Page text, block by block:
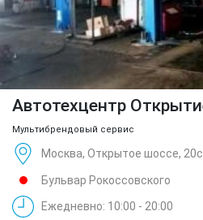
Автотехцентр
Мультибрендовый сервис
Москва, Открытое шоссе,
Бульвар Рокоссовского
Ежедневно: 10:00 - 20:00